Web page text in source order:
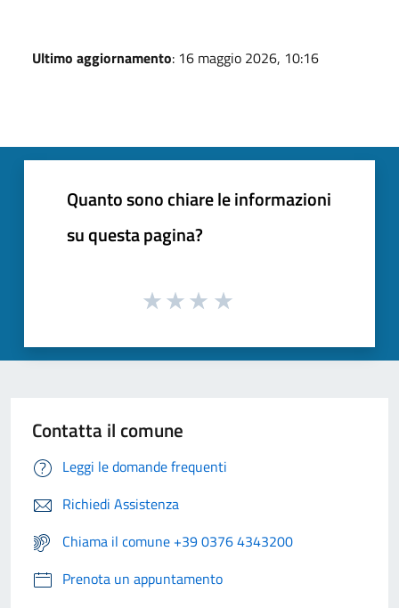
Ultimo aggiornamento: 16 maggio 2026, 10:16
Quanto sono chiare le informazioni
su questa pagina?
Contatta il comune
Leggi le domande frequenti
Richiedi Assistenza
Chiama il comune +39 0376 4343200
Prenota un appuntamento